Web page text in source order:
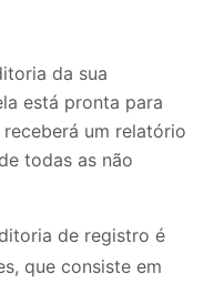
da sua
está pronta para
um relatório
todas as não
de registro é
que consiste em